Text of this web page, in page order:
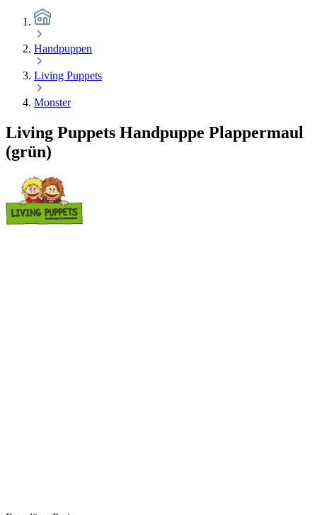
Handpuppen
Living Puppets
Monster
Living Puppets Handpuppe Plappermaul
(grün)